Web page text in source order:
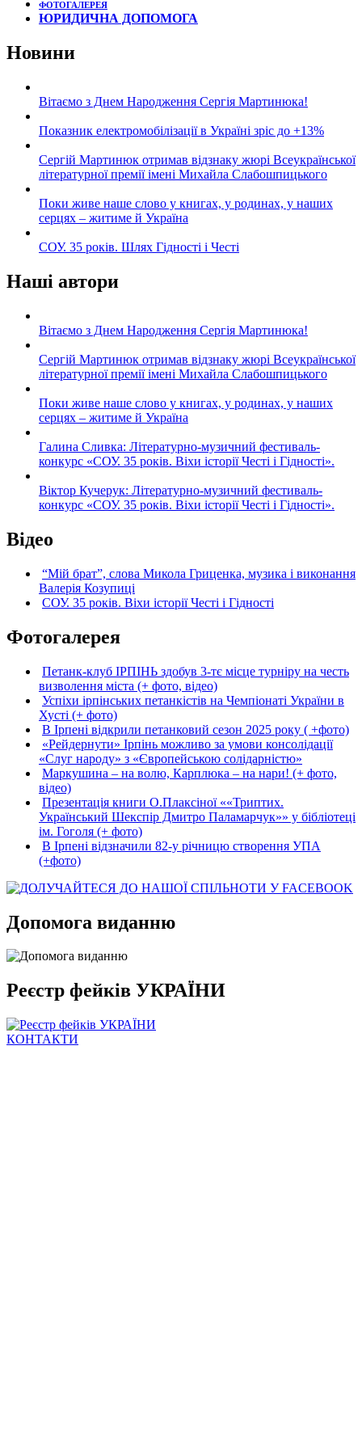
ФОТОГАЛЕРЕЯ
ЮРИДИЧНА ДОПОМОГА
Новини
Вітаємо з Днем Народження Сергія Мартинюка!
Показник електромобілізації в Україні зріс до +13%
Сергій Мартинюк отримав відзнаку жюрі Всеукраїнської
літературної премії імені Михайла Слабошпицького
Поки живе наше слово у книгах, у родинах, у наших
серцях – житиме й Україна
СОУ. 35 років. Шлях Гідності і Честі
Наші автори
Вітаємо з Днем Народження Сергія Мартинюка!
Сергій Мартинюк отримав відзнаку жюрі Всеукраїнської
літературної премії імені Михайла Слабошпицького
Поки живе наше слово у книгах, у родинах, у наших
серцях – житиме й Україна
Галина Сливка: Літературно-музичний фестиваль-
конкурс «СОУ. 35 років. Віхи історії Честі і Гідності».
Віктор Кучерук: Літературно-музичний фестиваль-
конкурс «СОУ. 35 років. Віхи історії Честі і Гідності».
Відео
“Мій брат”, слова Микола Гриценка, музика і виконання
Валерія Козупиці
СОУ. 35 років. Віхи історії Честі і Гідності
Фотогалерея
Петанк-клуб ІРПІНЬ здобув 3-тє місце турніру на честь
визволення міста (+ фото, відео)
Успіхи ірпінських петанкістів на Чемпіонаті України в
Хусті (+ фото)
В Ірпені відкрили петанковий сезон 2025 року ( +фото)
«Рейдернути» Ірпінь можливо за умови консолідації
«Слуг народу» з «Європейською солідарністю»
Маркушина – на волю, Карплюка – на нари! (+ фото,
відео)
Презентація книги О.Плаксіної ««Триптих.
Український Шекспір Дмитро Паламарчук»» у бібліотеці
ім. Гоголя (+ фото)
В Ірпені відзначили 82-у річницю створення УПА
(+фото)
Допомога виданню
Реєстр фейків УКРАЇНИ
КОНТАКТИ